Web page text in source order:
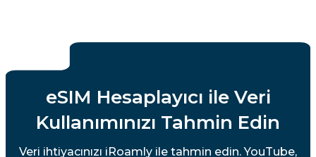
eSIM Hesaplayıcı ile Veri
Kullanımınızı Tahmin Edin
Veri ihtiyacınızı iRoamly ile tahmin edin. YouTube,